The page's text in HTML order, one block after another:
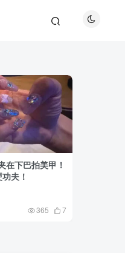
在下巴拍美甲！
夫！
365 7